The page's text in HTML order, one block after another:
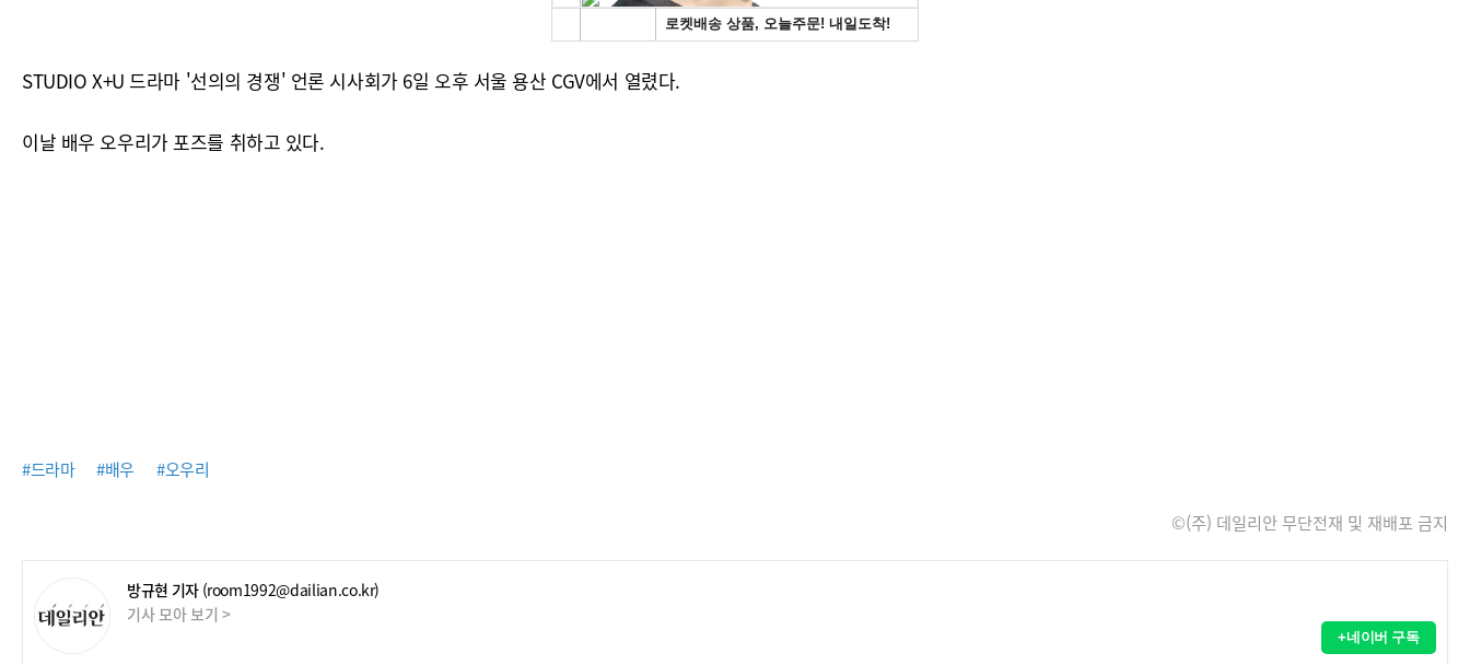
STUDIO X+U 드라마 '선의의 경쟁' 언론 시사회가 6일 오후 서울 용산 CGV에서 열렸다.
이날 배우 오우리가 포즈를 취하고 있다.
#드라마 #배우 #오우리
©(주) 데일리안 무단전재 및 재배포 금지
방규현 기자 (room1992@dailian.co.kr)
기사 모아 보기 >
+네이버 구독